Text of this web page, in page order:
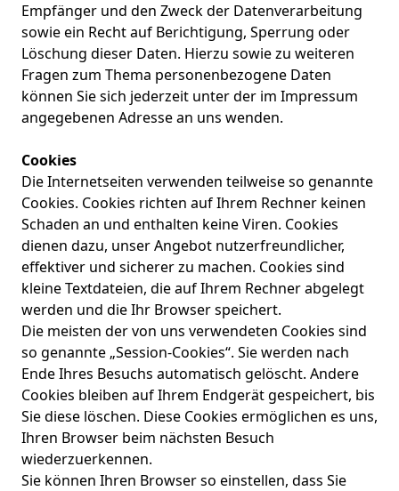
Empfänger und den Zweck der Datenverarbeitung
sowie ein Recht auf Berichtigung, Sperrung oder
Löschung dieser Daten. Hierzu sowie zu weiteren
Fragen zum Thema personenbezogene Daten
können Sie sich jederzeit unter der im Impressum
angegebenen Adresse an uns wenden.
Cookies
Die Internetseiten verwenden teilweise so genannte
Cookies. Cookies richten auf Ihrem Rechner keinen
Schaden an und enthalten keine Viren. Cookies
dienen dazu, unser Angebot nutzerfreundlicher,
effektiver und sicherer zu machen. Cookies sind
kleine Textdateien, die auf Ihrem Rechner abgelegt
werden und die Ihr Browser speichert.
Die meisten der von uns verwendeten Cookies sind
so genannte „Session-Cookies“. Sie werden nach
Ende Ihres Besuchs automatisch gelöscht. Andere
Cookies bleiben auf Ihrem Endgerät gespeichert, bis
Sie diese löschen. Diese Cookies ermöglichen es uns,
Ihren Browser beim nächsten Besuch
wiederzuerkennen.
Sie können Ihren Browser so einstellen, dass Sie